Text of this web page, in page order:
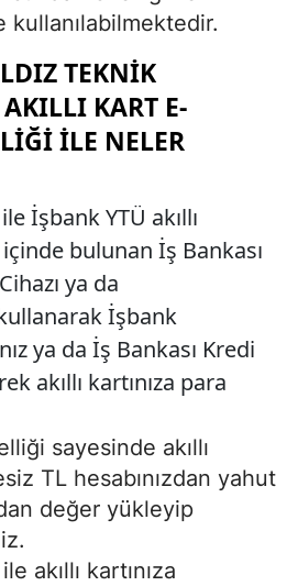
kullanılabilmektedir.
TEKNIK
KART E-
İLE NELER
İşbank YTÜ akıllı
içinde bulunan İş Bankası
ya da
İşbank
ya da İş Bankası Kredi
akıllı kartınıza para
sayesinde akıllı
TL hesabınızdan yahut
değer yükleyip
akıllı kartınıza